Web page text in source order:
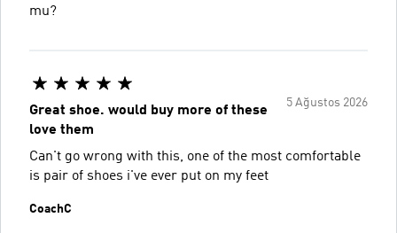
mu?
5 Ağustos 2026
Great shoe. would buy more of these
love them
Can't go wrong with this, one of the most comfortable
is pair of shoes i've ever put on my feet
CoachC